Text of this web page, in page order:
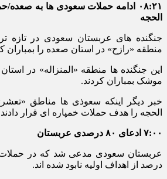
۰۸:۲۱ ادامه حملات سعودی ها به
الحجه
جنگنده های عربستان سعودی در تازه
منطقه «رازح» در استان صعده را بمباران
موشک بمباران کردند.
خبر دیگر اینکه سعوذی ها مناطق
الحجه را هدف حملات خمپاره ای قرار
۷:۰۰ ادعای ۸۰ درصدی عربستان
درصد از اهداف اولیه نابود شده اند.